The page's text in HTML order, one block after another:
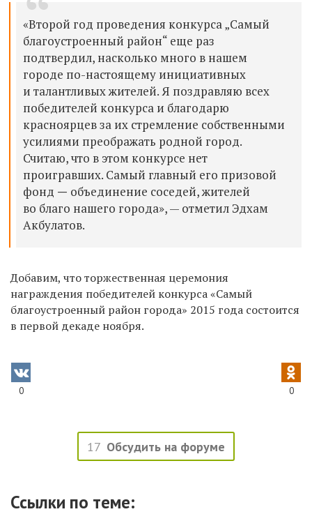
«Второй год проведения конкурса „Самый
благоустроенный район“ еще раз
подтвердил, насколько много в нашем
городе по-настоящему инициативных
и талантливых жителей. Я поздравляю всех
победителей конкурса и благодарю
красноярцев за их стремление собственными
усилиями преображать родной город.
Считаю, что в этом конкурсе нет
проигравших. Самый главный его призовой
фонд — объединение соседей, жителей
во благо нашего города», — отметил Эдхам
Акбулатов.
Добавим, что торжественная церемония
награждения победителей конкурса «Самый
благоустроенный район города» 2015 года состоится
в первой декаде ноября.
0 0
17 Обсудить на форуме
Ссылки по теме: